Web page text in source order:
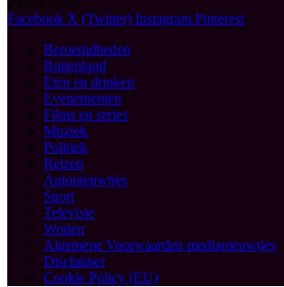
Facebook X (Twitter) Instagram Pinterest
Beroemdheden
Buitenland
Eten en drinken
Evenementen
Films en series
Muziek
Politiek
Reizen
Autonieuwtjes
Sport
Televisie
Wonen
Algemene Voorwaarden medianieuwtjes
Disclaimer
Cookie Policy (EU)